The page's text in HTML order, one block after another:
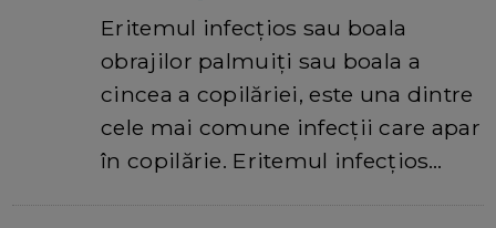
Eritemul infecțios sau boala
obrajilor palmuiți sau boala a
cincea a copilăriei, este una dintre
cele mai comune infecții care apar
în copilărie. Eritemul infecțios…